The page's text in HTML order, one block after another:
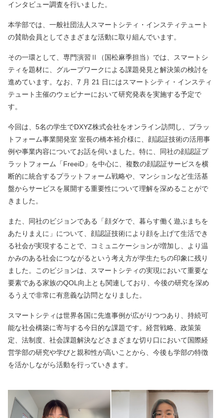
インタビュー調査を行いました。
本学部では、一般社団法人スマートシティ・インスティテュート
の賛助会員としてさまざまな活動に取り組んでいます。
その一環として、専門演習Ⅱ（国松麻季担当）では、スマートシ
ティを題材に、グループワークによる課題発見と解決策の検討を
進めています。なお、7 月 21 日にはスマートシティ・インスティ
テュート主催のウェビナーにおいて研究発表を実施する予定で
す。
今回は、5名の学生でDXYZ株式会社をオンライン訪問し、プラッ
トフォーム事業開発室 室長の橋本裕介様に、顔認証技術の活用事
例や事業内容についてお話を伺いました。特に、同社の顔認証プ
ラットフォーム「FreeiD」を中心に、複数の顔認証サービスを横
断的に統合するプラットフォーム戦略や、マンションなど生活基
盤からサービスを展開する重要性について理解を深めることがで
きました。
また、同社のビジョンである「顔ダケで、暮らす働く遊ぶまちを
あたりまえに」について、顔認証技術により顔を上げて生活でき
る社会が実現することで、コミュニケーションが増加し、より温
かみのある社会につながるという考え方が学生たちの印象に残り
ました。このビジョンは、スマートシティの実現において重要な
要素である家族のQOL向上とも関連しており、今後の研究を深め
るうえで非常に有意義な訪問となりました。
スマートシティは世界各国に先進事例が広がりつつあり、持続可
能な社会構築に寄与する今日的な課題です。経営戦略、政策策
定、法制度、社会課題解決などさまざまな切り口において国際経
営学部の研究や学びと親和性が高いことから、今後も学部の特徴
を活かしながら活動を行っていきます。